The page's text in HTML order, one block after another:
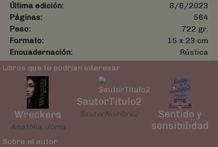
Última edición:
8/6/2023
Páginas:
564
Peso:
722 gr.
Formato:
15 x 23 cm
Encuadernación:
Rústica
Libros que te podrían interesar
Wreckers
Anatòlia, Jònia
$autorTitulo2
$autorNombre2
Sentido y
sensibilidad
Sobre el autor